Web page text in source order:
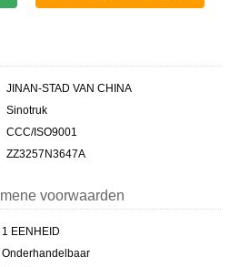
JINAN-STAD VAN CHINA
Sinotruk
CCC/ISO9001
ZZ3257N3647A
voorwaarden
1 EENHEID
Onderhandelbaar